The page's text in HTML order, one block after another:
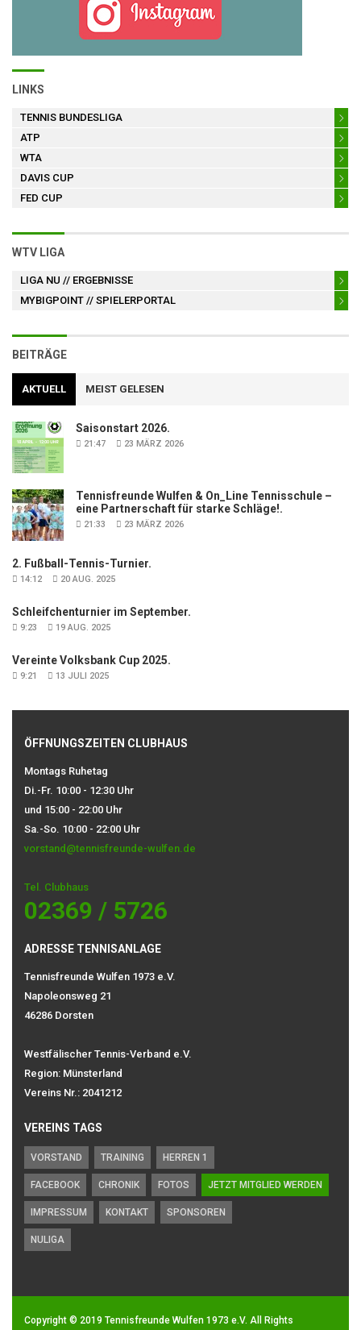
LINKS
TENNIS BUNDESLIGA
ATP
WTA
DAVIS CUP
FED CUP
WTV LIGA
LIGA NU // ERGEBNISSE
MYBIGPOINT // SPIELERPORTAL
BEITRÄGE
AKTUELL MEIST GELESEN
Saisonstart 2026.
21:47 23 MÄRZ 2026
Tennisfreunde Wulfen & On_Line Tennisschule –
eine Partnerschaft für starke Schläge!.
21:33 23 MÄRZ 2026
2. Fußball-Tennis-Turnier.
14:12 20 AUG. 2025
Schleifchenturnier im September.
9:23 19 AUG. 2025
Vereinte Volksbank Cup 2025.
9:21 13 JULI 2025
ÖFFNUNGSZEITEN CLUBHAUS
Montags Ruhetag
Di.-Fr. 10:00 - 12:30 Uhr
und 15:00 - 22:00 Uhr
Sa.-So. 10:00 - 22:00 Uhr
vorstand@tennisfreunde-wulfen.de
Tel. Clubhaus
02369 / 5726
ADRESSE TENNISANLAGE
Tennisfreunde Wulfen 1973 e.V.
Napoleonsweg 21
46286 Dorsten
Westfälischer Tennis-Verband e.V.
Region: Münsterland
Vereins Nr.: 2041212
VEREINS TAGS
VORSTAND TRAINING HERREN 1
FACEBOOK CHRONIK FOTOS JETZT MITGLIED WERDEN
IMPRESSUM KONTAKT SPONSOREN
NULIGA
Copyright © 2019 Tennisfreunde Wulfen 1973 e.V. All Rights